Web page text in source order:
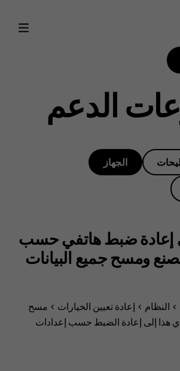
الدعم
الجهاز
إعادة ضبط هاتفي حسب
ومسح جميع البيانات
> النظام > إعادة تعيين الخيارات > مسح
هذا إلى إعادة الضبط حسب إعدادات